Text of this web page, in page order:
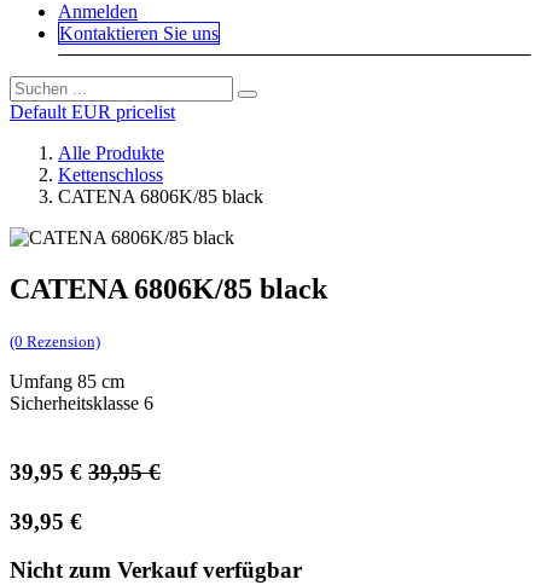
Anmelden
Kontaktieren Sie uns
Default EUR pricelist
Alle Produkte
Kettenschloss
CATENA 6806K/85 black
CATENA 6806K/85 black
(0 Rezension)
Umfang 85 cm
Sicherheitsklasse 6
39,95 € 39,95€
39,95 €
Nicht zum Verkauf verfügbar